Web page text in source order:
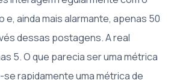
ainda mais alarmante, apenas 50
dessas postagens. A real
5. O que parecia ser uma métrica
rapidamente uma métrica de